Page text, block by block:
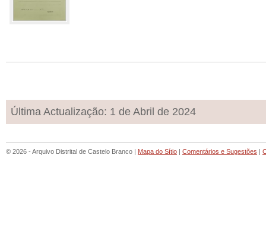
Última Actualização: 1 de Abril de 2024
© 2026 - Arquivo Distrital de Castelo Branco | Mapa do Sítio Comentários e Sugestões